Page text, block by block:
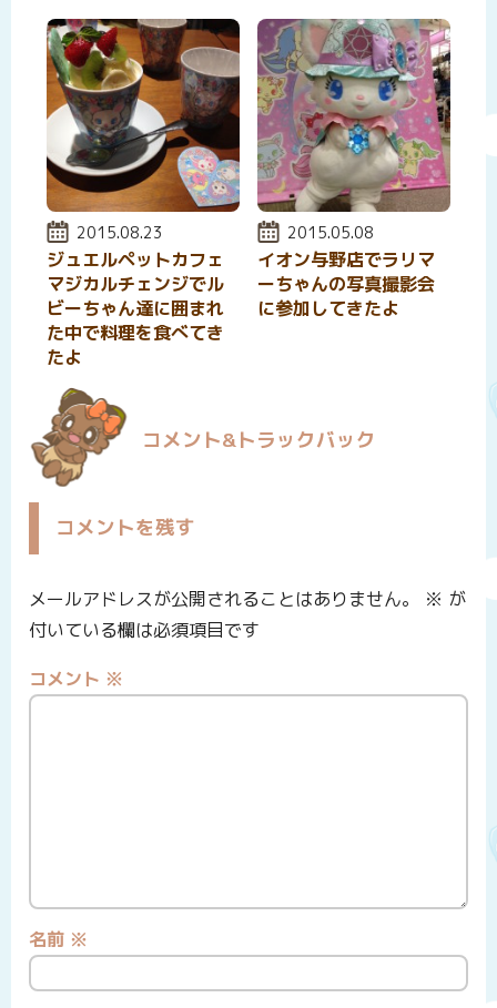
投稿日:
2015.08.23
ジュエルペットカフェ
マジカルチェンジでル
ビーちゃん達に囲まれ
た中で料理を食べてき
たよ
投稿日:
2015.05.08
イオン与野店でラリマ
ーちゃんの写真撮影会
に参加してきたよ
コメント&トラックバック
コメントを残す
メールアドレスが公開されることはありません。 ※ が
付いている欄は必須項目です
コメント ※
名前 ※